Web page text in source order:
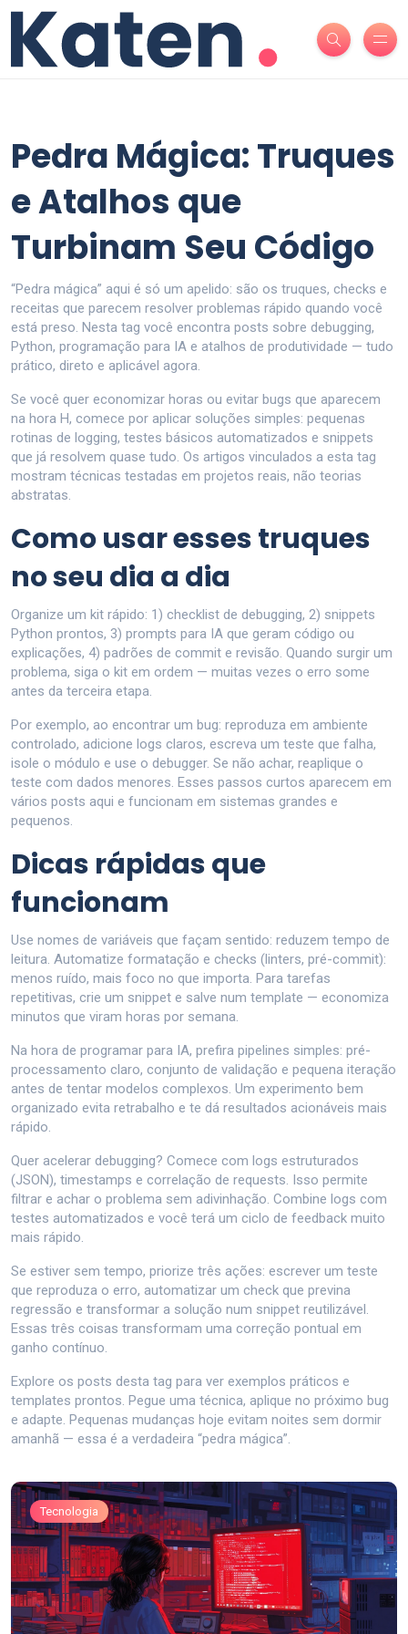
Pedra Mágica: Truques
e Atalhos que
Turbinam Seu Código
“Pedra mágica” aqui é só um apelido: são os truques, checks e
receitas que parecem resolver problemas rápido quando você
está preso. Nesta tag você encontra posts sobre debugging,
Python, programação para IA e atalhos de produtividade — tudo
prático, direto e aplicável agora.
Se você quer economizar horas ou evitar bugs que aparecem
na hora H, comece por aplicar soluções simples: pequenas
rotinas de logging, testes básicos automatizados e snippets
que já resolvem quase tudo. Os artigos vinculados a esta tag
mostram técnicas testadas em projetos reais, não teorias
abstratas.
Como usar esses truques
no seu dia a dia
Organize um kit rápido: 1) checklist de debugging, 2) snippets
Python prontos, 3) prompts para IA que geram código ou
explicações, 4) padrões de commit e revisão. Quando surgir um
problema, siga o kit em ordem — muitas vezes o erro some
antes da terceira etapa.
Por exemplo, ao encontrar um bug: reproduza em ambiente
controlado, adicione logs claros, escreva um teste que falha,
isole o módulo e use o debugger. Se não achar, reaplique o
teste com dados menores. Esses passos curtos aparecem em
vários posts aqui e funcionam em sistemas grandes e
pequenos.
Dicas rápidas que
funcionam
Use nomes de variáveis que façam sentido: reduzem tempo de
leitura. Automatize formatação e checks (linters, pré-commit):
menos ruído, mais foco no que importa. Para tarefas
repetitivas, crie um snippet e salve num template — economiza
minutos que viram horas por semana.
Na hora de programar para IA, prefira pipelines simples: pré-
processamento claro, conjunto de validação e pequena iteração
antes de tentar modelos complexos. Um experimento bem
organizado evita retrabalho e te dá resultados acionáveis mais
rápido.
Quer acelerar debugging? Comece com logs estruturados
(JSON), timestamps e correlação de requests. Isso permite
filtrar e achar o problema sem adivinhação. Combine logs com
testes automatizados e você terá um ciclo de feedback muito
mais rápido.
Se estiver sem tempo, priorize três ações: escrever um teste
que reproduza o erro, automatizar um check que previna
regressão e transformar a solução num snippet reutilizável.
Essas três coisas transformam uma correção pontual em
ganho contínuo.
Explore os posts desta tag para ver exemplos práticos e
templates prontos. Pegue uma técnica, aplique no próximo bug
e adapte. Pequenas mudanças hoje evitam noites sem dormir
amanhã — essa é a verdadeira “pedra mágica”.
Tecnologia